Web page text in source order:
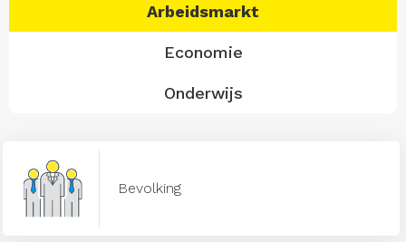
Arbeidsmarkt
Economie
Onderwijs
Bevolking